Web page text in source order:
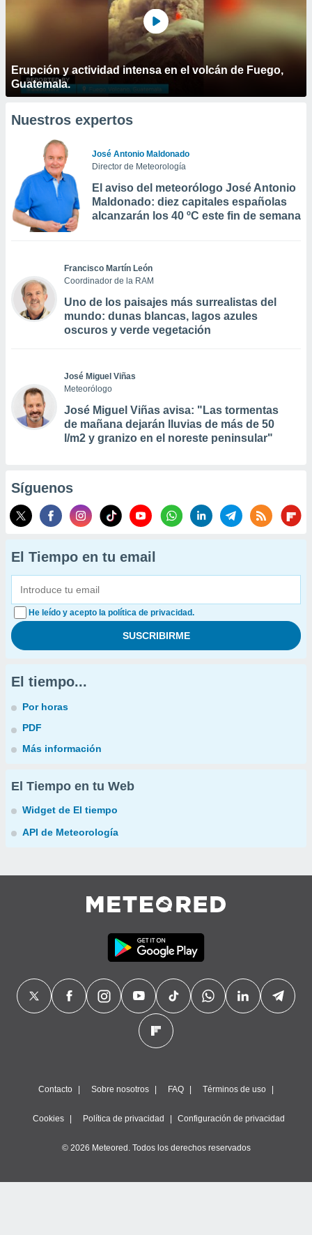
Erupción y actividad intensa en el volcán de Fuego,
Guatemala.
Nuestros expertos
José Antonio Maldonado
Director de Meteorología
El aviso del meteorólogo José Antonio
Maldonado: diez capitales españolas
alcanzarán los 40 ºC este fin de semana
Francisco Martín León
Coordinador de la RAM
Uno de los paisajes más surrealistas del
mundo: dunas blancas, lagos azules
oscuros y verde vegetación
José Miguel Viñas
Meteorólogo
José Miguel Viñas avisa: "Las tormentas
de mañana dejarán lluvias de más de 50
l/m2 y granizo en el noreste peninsular"
Síguenos
El Tiempo en tu email
He leído y acepto la política de privacidad.
El tiempo...
Por horas
PDF
Más información
El Tiempo en tu Web
Widget de El tiempo
API de Meteorología
Contacto Sobre nosotros FAQ Términos de uso
Cookies Política de privacidad Configuración de privacidad
© 2026 Meteored. Todos los derechos reservados